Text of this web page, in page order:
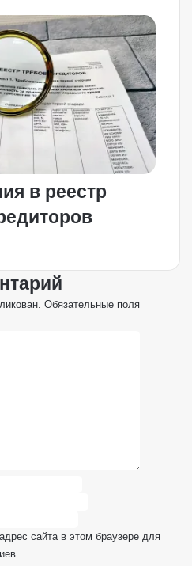
в реестр
Обязательные поля
сайта в этом браузере для